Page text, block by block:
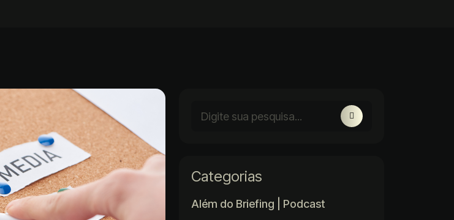
Categorias
Além do Briefing | Podcast